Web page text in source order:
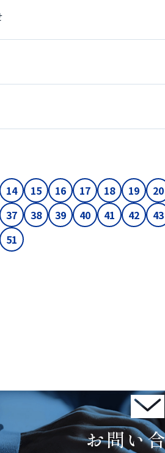
14 15 16 17 18 19 20
37 38 39 40 41 42 43
51
お問い